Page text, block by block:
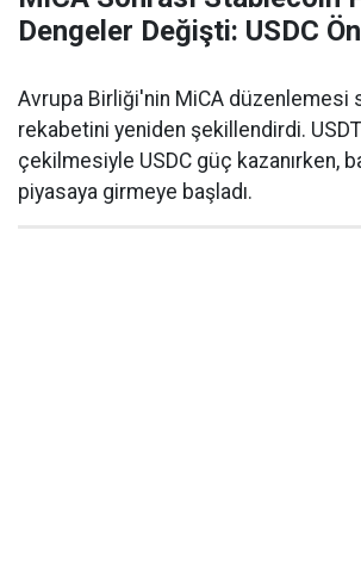
Dengeler Değişti: USDC
Avrupa Birliği'nin MiCA düzenlemesi
rekabetini yeniden şekillendirdi.
çekilmesiyle USDC güç kazanırken,
piyasaya girmeye başladı.